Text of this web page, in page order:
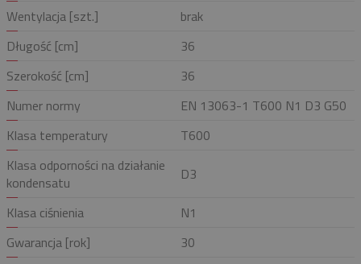
Wentylacja [szt.]
brak
Długość [cm]
36
Szerokość [cm]
36
Numer normy
EN 13063-1 T600 N1 D3 G50
Klasa temperatury
T600
Klasa odporności na działanie
kondensatu
D3
Klasa ciśnienia
N1
Gwarancja [rok]
30